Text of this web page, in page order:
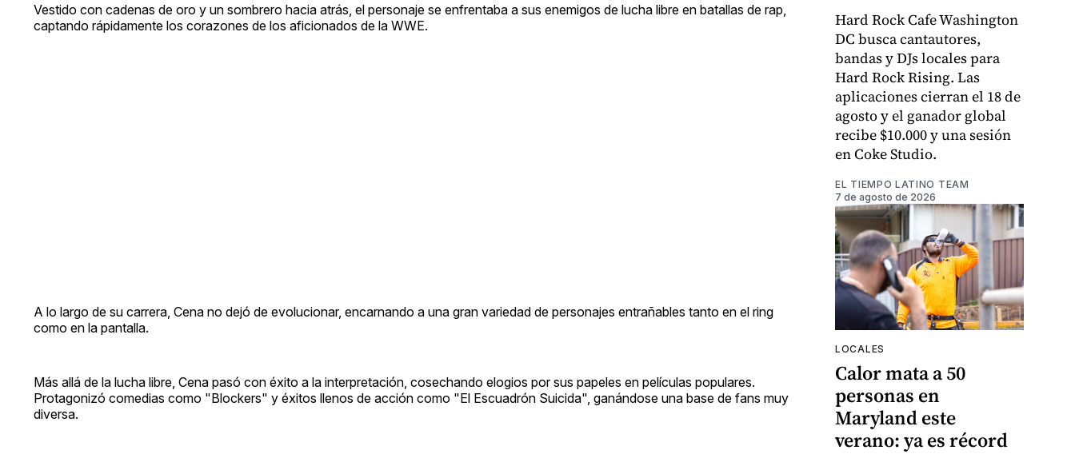
Vestido con cadenas de oro y un sombrero hacia atrás, el personaje se enfrentaba a sus enemigos de lucha libre en batallas de rap,
captando rápidamente los corazones de los aficionados de la WWE.
A lo largo de su carrera, Cena no dejó de evolucionar, encarnando a una gran variedad de personajes entrañables tanto en el ring
como en la pantalla.
Más allá de la lucha libre, Cena pasó con éxito a la interpretación, cosechando elogios por sus papeles en películas populares.
Protagonizó comedias como "Blockers" y éxitos llenos de acción como "El Escuadrón Suicida", ganándose una base de fans muy
diversa.
Hard Rock Cafe Washington
DC busca cantautores,
bandas y DJs locales para
Hard Rock Rising. Las
aplicaciones cierran el 18 de
agosto y el ganador global
recibe $10.000 y una sesión
en Coke Studio.
EL TIEMPO LATINO TEAM
7 de agosto de 2026
LOCALES
Calor mata a 50
personas en
Maryland este
verano: ya es récord